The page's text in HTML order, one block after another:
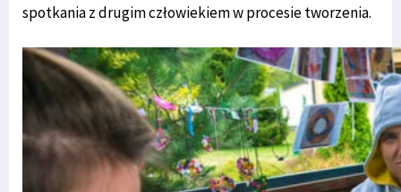
spotkania z drugim człowiekiem w procesie tworzenia.